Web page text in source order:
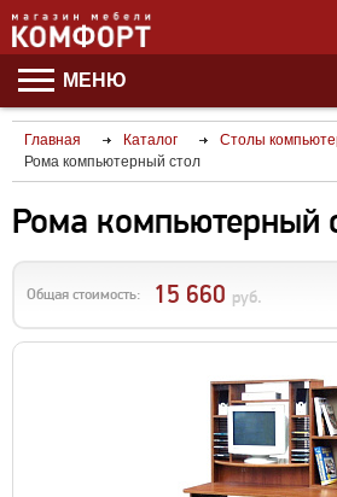
МЕНЮ
Главная Каталог
Столы
Рома компьютерный стол
Рома компьютерный
Общая стоимость: 15 660 руб.